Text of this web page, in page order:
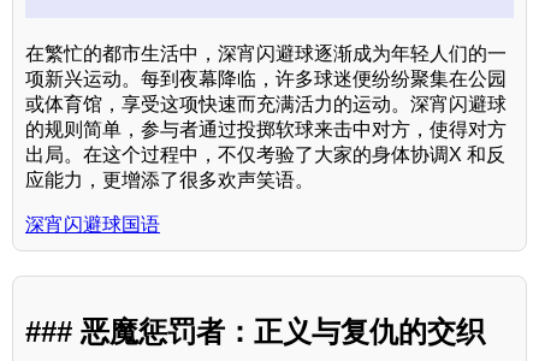
在繁忙的都市生活中，深宵闪避球逐渐成为年轻人们的一
项新兴运动。每到夜幕降临，许多球迷便纷纷聚集在公园
或体育馆，享受这项快速而充满活力的运动。深宵闪避球
的规则简单，参与者通过投掷软球来击中对方，使得对方
出局。在这个过程中，不仅考验了大家的身体协调X 和反
应能力，更增添了很多欢声笑语。
深宵闪避球国语
### 恶魔惩罚者：正义与复仇的交织